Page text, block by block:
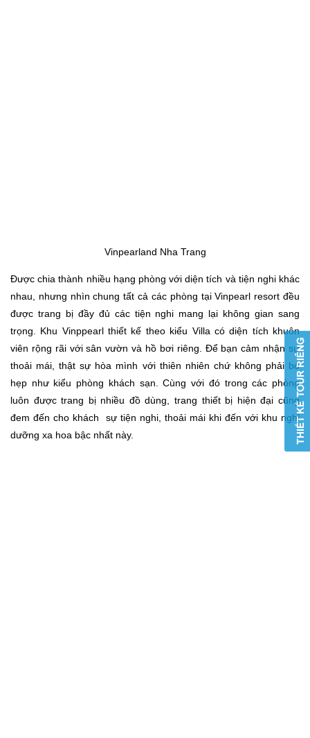
Vinpearland Nha Trang
Được chia thành nhiều hạng phòng với diện tích và tiện nghi khác
nhau, nhưng nhìn chung tất cả các phòng tại Vinpearl resort đều
được trang bị đầy đủ các tiện nghi mang lại không gian sang
trọng. Khu Vinppearl thiết kế theo kiểu Villa có diện tích khuôn
viên rộng rãi với sân vườn và hồ bơi riêng. Để bạn cảm nhận sự
thoải mái, thật sự hòa mình với thiên nhiên chứ không phải bó
hẹp như kiểu phòng khách sạn. Cùng với đó trong các phòng
luôn được trang bị nhiều đồ dùng, trang thiết bị hiện đại cũng
đem đến cho khách sự tiện nghi, thoải mái khi đến với khu nghỉ
dưỡng xa hoa bậc nhất này.